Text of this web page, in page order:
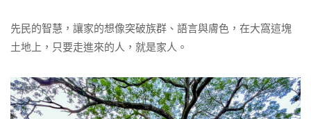
先民的智慧，讓家的想像突破族群、語言與膚色，在大窩這塊
土地上，只要走進來的人，就是家人。